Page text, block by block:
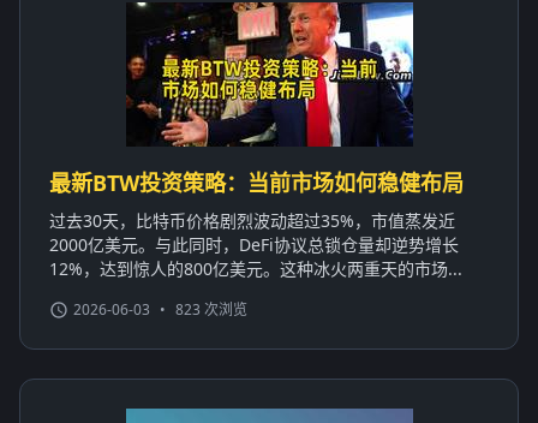
最新BTW投资策略：当前市场如何稳健布局
过去30天，比特币价格剧烈波动超过35%，市值蒸发近
2000亿美元。与此同时，DeFi协议总锁仓量却逆势增长
12%，达到惊人的800亿美元。这种冰火两重天的市场...
2026-06-03 • 823 次浏览